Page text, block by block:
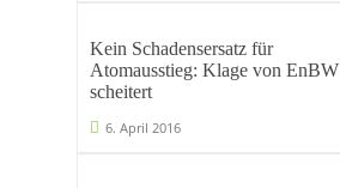
Kein Schadensersatz für
Atomausstieg: Klage von EnBW
scheitert
6. April 2016